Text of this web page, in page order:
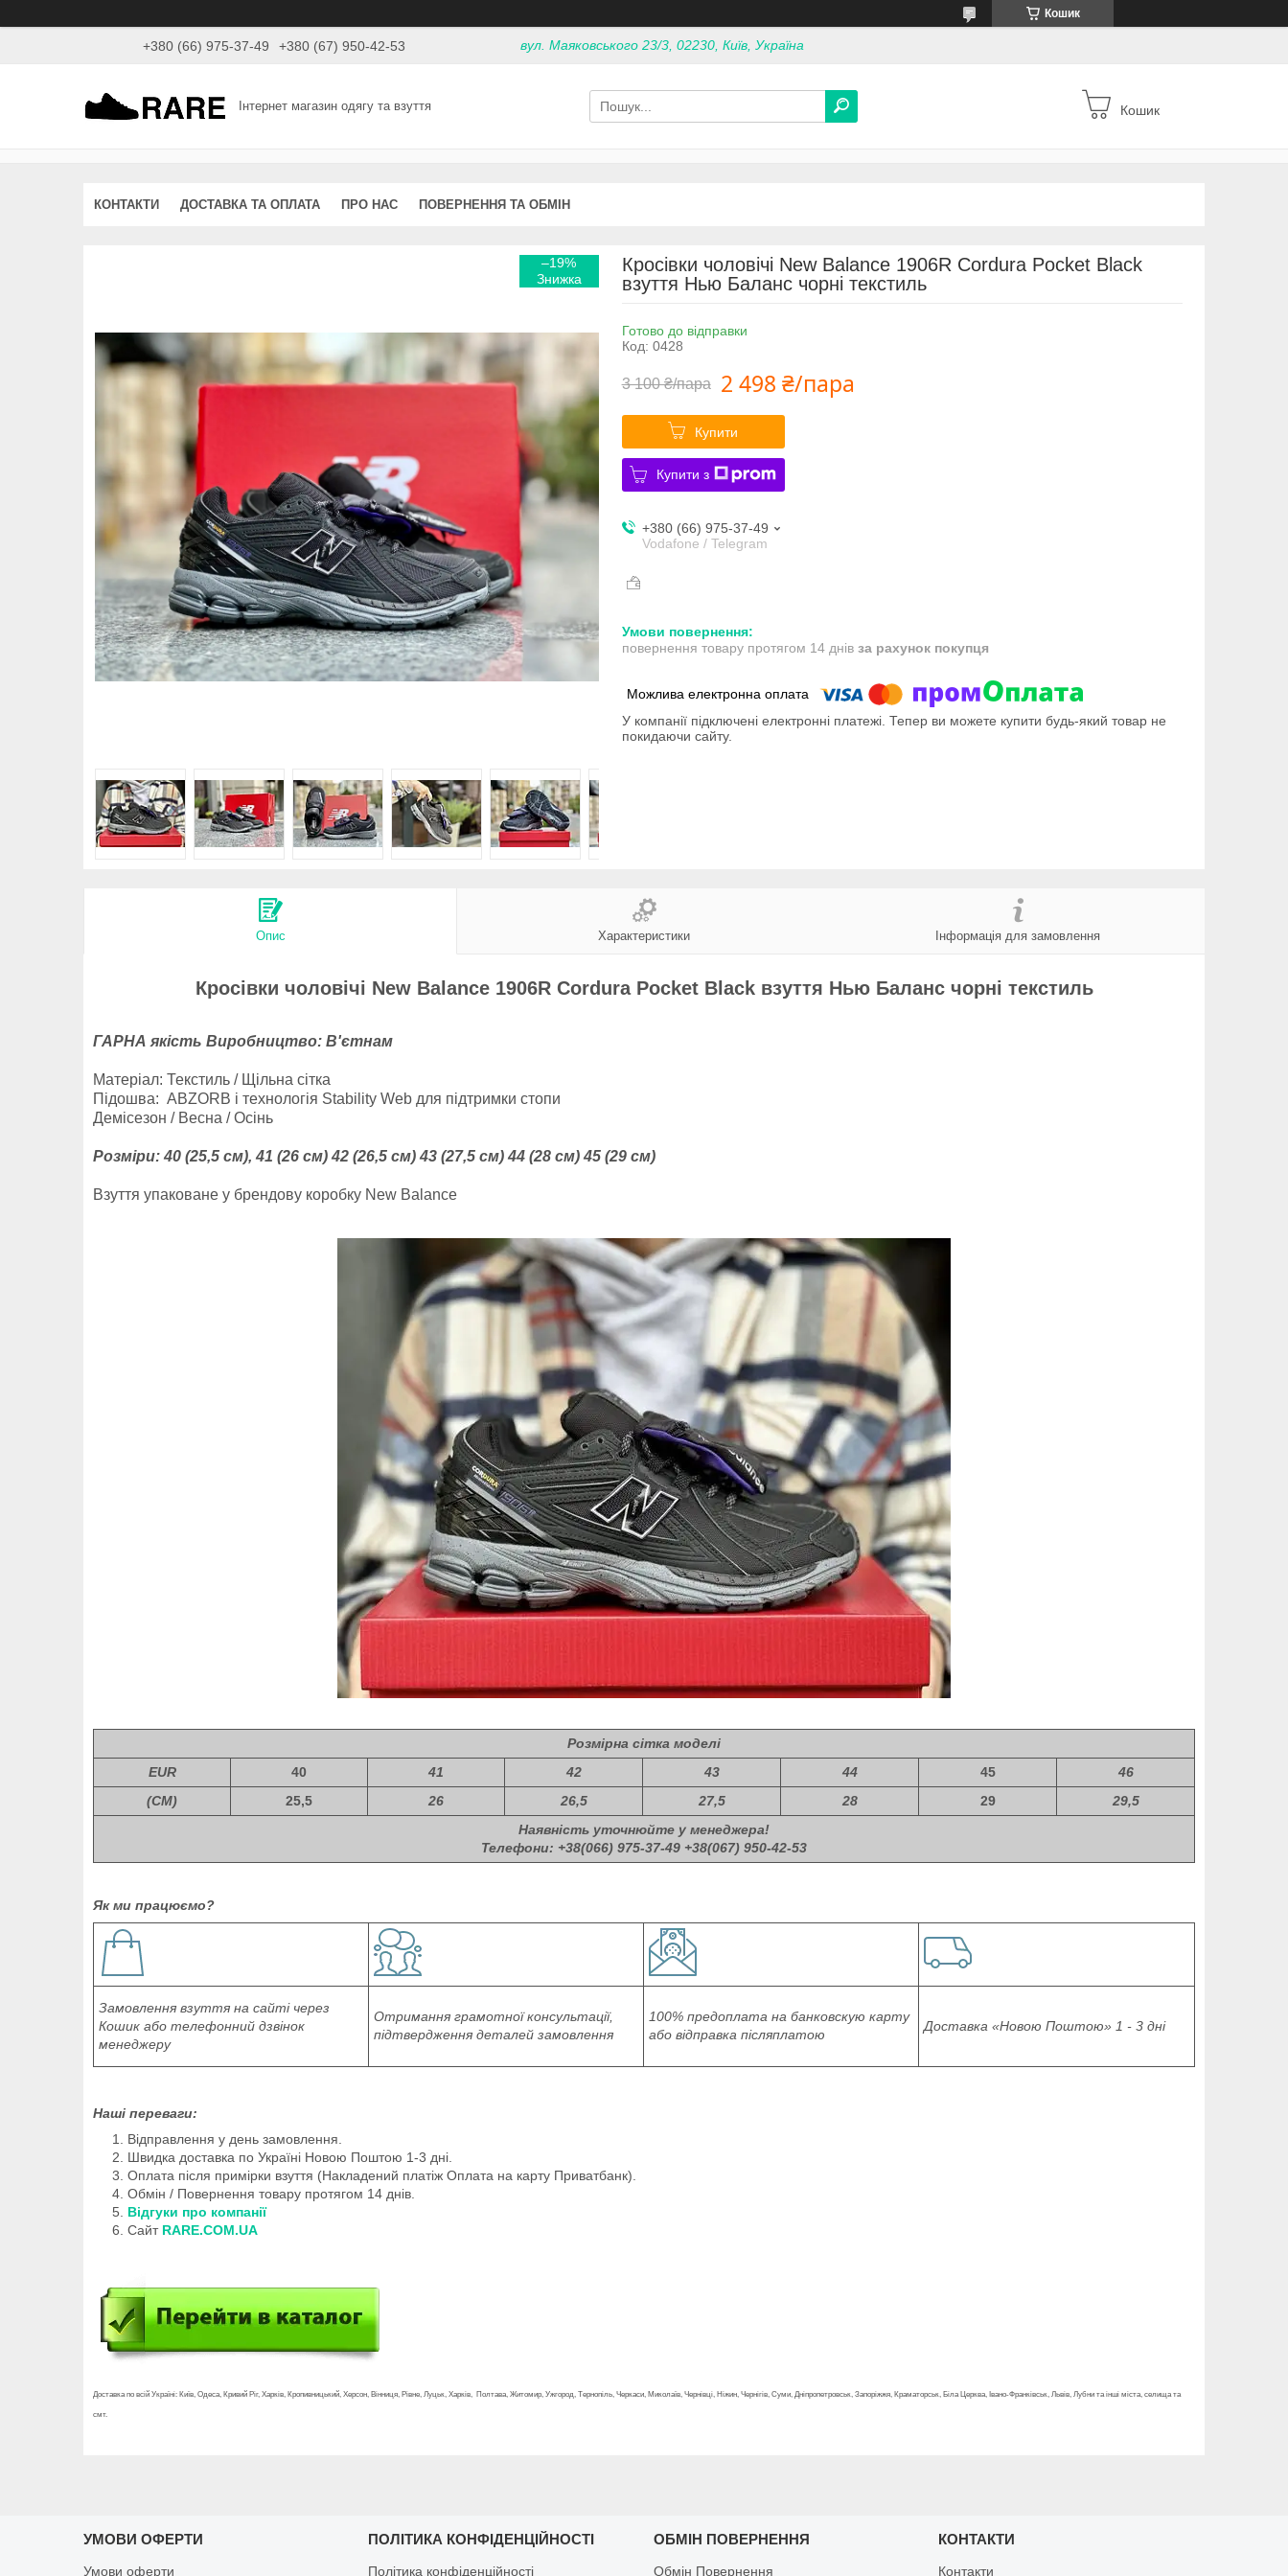
Кошик
+380 (66) 975-37-49 +380 (67) 950-42-53 вул. Маяковського 23/3, 02230, Київ, Україна
Інтернет магазин одягу та взуття Кошик
КОНТАКТИ ДОСТАВКА ТА ОПЛАТА ПРО НАС ПОВЕРНЕННЯ ТА ОБМІН
–19%
Кросівки чоловічі New Balance 1906R Cordura Pocket Black
взуття Нью Баланс чорні текстиль
Готово до відправки
Код: 0428
3 100 ₴/пара 2 498 ₴/пара
Купити
Купити з
+380 (66) 975-37-49
Vodafone / Telegram
повернення товару протягом 14 днів за рахунок покупця
У компанії підключені електронні платежі. Тепер ви можете купити будь-який товар не
покидаючи сайту.
Опис Характеристики Інформація для замовлення
Кросівки чоловічі New Balance 1906R Cordura Pocket Black взуття Нью Баланс чорні текстиль
ГАРНА якість Виробництво: В'єтнам
Матеріал: Текстиль / Щільна сітка
Підошва: ABZORB і технологія Stability Web для підтримки стопи
Демісезон / Весна / Осінь
Розміри: 40 (25,5 см), 41 (26 см) 42 (26,5 см) 43 (27,5 см) 44 (28 см) 45 (29 см)
Взуття упаковане у брендову коробку New Balance
Розмірна сітка моделі
EUR
40 41 42 43 44 45
46
(СМ)
25,5 26 26,5 27,5 28 29
29,5
Наявність уточнюйте у менеджера!
Телефони: +38(066) 975-37-49 +38(067) 950-42-53
Як ми працюємо?
Замовлення взуття на сайті через
Кошик або телефонний дзвінок
менеджеру
Отримання грамотної консультації,
підтвердження деталей замовлення
100% предоплата на банковскую карту
або відправка післяплатою
Доставка «Новою Поштою» 1 - 3 дні
Наші переваги:
Відправлення у день замовлення.
Швидка доставка по Україні Новою Поштою 1-3 дні.
Оплата після примірки взуття (Накладений платіж Оплата на карту Приватбанк).
Обмін / Повернення товару протягом 14 днів.
Відгуки про компанії
Сайт RARE.COM.UA
Доставка по всій Україні: Київ, Одеса, Кривий Ріг, Харків, Кропивницький, Херсон, Вінниця, Рівне, Луцьк, Харків, Полтава, Житомир, Ужгород, Тернопіль, Черкаси, Миколаїв, Чернівці, Ніжин, Чернігів, Суми, Дніпропетровськ, Запоріжжя, Краматорськ, Біла Церква, Івано-Франківськ, Львів, Лубни та інші міста, селища та
смт.
УМОВИ ОФЕРТИ
Умови оферти
ПОЛІТИКА КОНФІДЕНЦІЙНОСТІ
Політика конфіденційності
ОБМІН ПОВЕРНЕННЯ
Обмін Повернення
КОНТАКТИ
Контакти